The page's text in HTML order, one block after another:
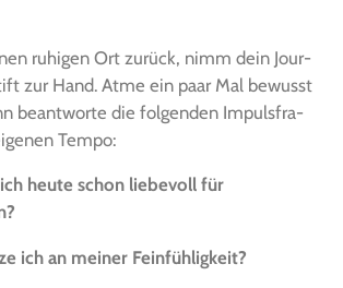
ruhi­gen Ort zurück, nimm dein Jour­
zur Hand. Atme ein paar Mal bewusst
beant­wor­te die fol­gen­den Impuls­fra­
Tempo:
heu­te schon lie­be­voll für
ich an mei­ner Feinfühligkeit?